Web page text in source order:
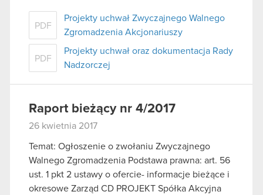
PDF
Projekty uchwał Zwyczajnego Walnego
Zgromadzenia Akcjonariuszy
PDF
Projekty uchwał oraz dokumentacja Rady
Nadzorczej
Raport bieżący nr 4/2017
26 kwietnia 2017
Temat: Ogłoszenie o zwołaniu Zwyczajnego
Walnego Zgromadzenia Podstawa prawna: art. 56
ust. 1 pkt 2 ustawy o ofercie- informacje bieżące i
okresowe Zarząd CD PROJEKT Spółka Akcyjna